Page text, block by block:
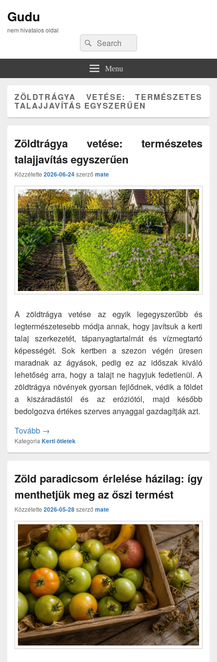
Gudu
nem hivatalos oldal
Search
for:
Search
Menu
ZÖLDTRÁGYA VETÉSE: TERMÉSZETES
TALAJJAVÍTÁS EGYSZERŰEN
Zöldtrágya vetése: természetes
talajjavítás egyszerűen
Közzétette 2026-06-24szerző mate
A zöldtrágya vetése az egyik legegyszerűbb és
legtermészetesebb módja annak, hogy javítsuk a kerti
talaj szerkezetét, tápanyagtartalmát és vízmegtartó
képességét. Sok kertben a szezon végén üresen
maradnak az ágyások, pedig ez az időszak kiváló
lehetőség arra, hogy a talajt ne hagyjuk fedetlenül. A
zöldtrágya növények gyorsan fejlődnek, védik a földet
a kiszáradástól és az eróziótól, majd később
bedolgozva értékes szerves anyaggal gazdagítják azt.
Tovább Zöldtrágya vetése: természetes talajjavítás
→
KategoriaKerti ötletek
Zöld paradicsom érlelése házilag: így
menthetjük meg az őszi termést
Közzétette 2026-05-28szerző mate